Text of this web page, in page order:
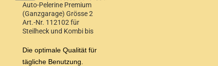
Auto-Pelerine Premium
(Ganzgarage) Grösse 2
Art.-Nr. 112102 für
Steilheck und Kombi bis
Die optimale Qualität für
tägliche Benutzung.